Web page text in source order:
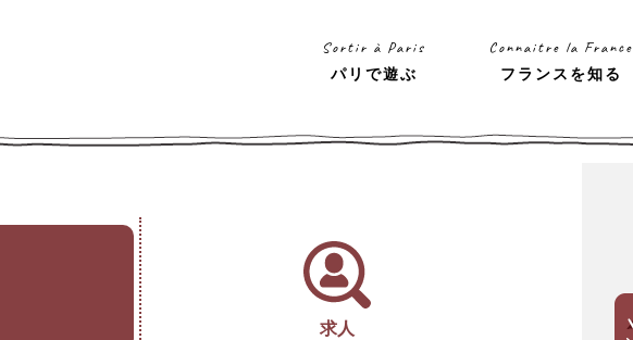
Sortir à Paris
パリで遊ぶ
Connaitre la France
フランスを知る
求人